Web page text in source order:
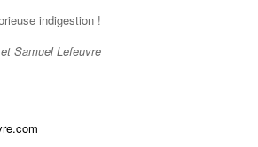
indigestion !
Samuel Lefeuvre